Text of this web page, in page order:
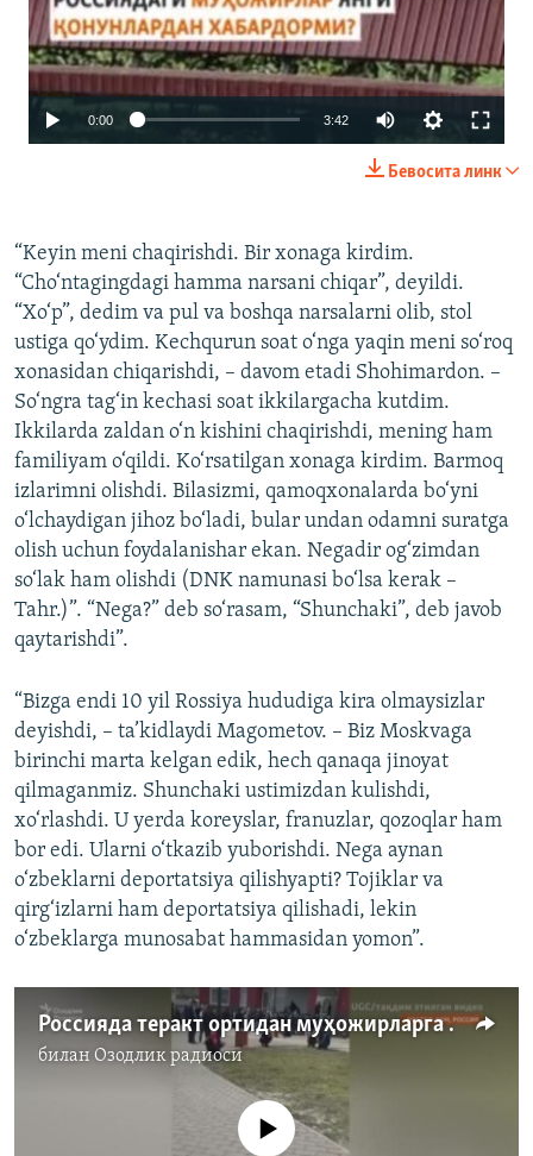
Auto 240p 360p 480p
720p
0:00 3:42
720p
1080p
Бевосита линк
“Keyin meni chaqirishdi. Bir xonaga kirdim.
“Cho‘ntagingdagi hamma narsani chiqar”, deyildi.
“Xo‘p”, dedim va pul va boshqa narsalarni olib, stol
ustiga qo‘ydim. Kechqurun soat o‘nga yaqin meni so‘roq
xonasidan chiqarishdi, – davom etadi Shohimardon. –
So‘ngra tag‘in kechasi soat ikkilargacha kutdim.
Ikkilarda zaldan o‘n kishini chaqirishdi, mening ham
familiyam o‘qildi. Ko‘rsatilgan xonaga kirdim. Barmoq
izlarimni olishdi. Bilasizmi, qamoqxonalarda bo‘yni
o‘lchaydigan jihoz bo‘ladi, bular undan odamni suratga
olish uchun foydalanishar ekan. Negadir og‘zimdan
so‘lak ham olishdi (DNK namunasi bo‘lsa kerak –
Tahr.)”. “Nega?” deb so‘rasam, “Shunchaki”, deb javob
qaytarishdi”.
“Bizga endi 10 yil Rossiya hududiga kira olmaysizlar
deyishdi, – ta’kidlaydi Magometov. – Biz Moskvaga
birinchi marta kelgan edik, hech qanaqa jinoyat
qilmaganmiz. Shunchaki ustimizdan kulishdi,
xo‘rlashdi. U yerda koreyslar, franuzlar, qozoqlar ham
bor edi. Ularni o‘tkazib yuborishdi. Nega aynan
o‘zbeklarni deportatsiya qilishyapti? Tojiklar va
qirg‘izlarni ham deportatsiya qilishadi, lekin
o‘zbeklarga munosabat hammasidan yomon”.
Россияда теракт ортидан муҳожирларга босим давом этмоқда
билан Озодлик радиоси
Айни дамда медиа-манба мавжуд эмас